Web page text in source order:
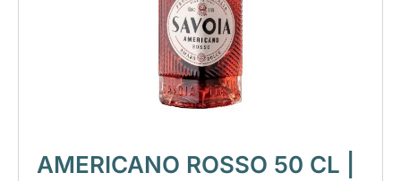
AMERICANO ROSSO 50 CL |